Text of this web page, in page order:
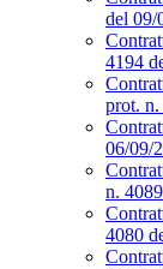
del 09/
4194
prot.
06/09/
n.
4080